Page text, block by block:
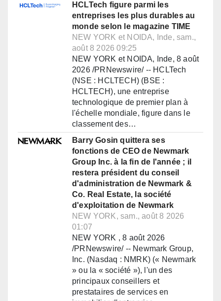
HCLTech figure parmi les
entreprises les plus durables au
monde selon le magazine TIME
NEW YORK et NOIDA, Inde, sam.,
août 8 2026 09:25
NEW YORK et NOIDA, Inde, 8 août
2026 /PRNewswire/ -- HCLTech
(NSE : HCLTECH) (BSE :
HCLTECH), une entreprise
technologique de premier plan à
l'échelle mondiale, figure dans le
classement des…
Barry Gosin quittera ses
fonctions de CEO de Newmark
Group Inc. à la fin de l'année ; il
restera président du conseil
d'administration de Newmark &
Co. Real Estate, la société
d'exploitation de Newmark
NEW YORK, sam., août 8 2026
01:07
NEW YORK , 8 août 2026
/PRNewswire/ -- Newmark Group,
Inc. (Nasdaq : NMRK) (« Newmark
» ou la « société »), l'un des
principaux conseillers et
prestataires de services en